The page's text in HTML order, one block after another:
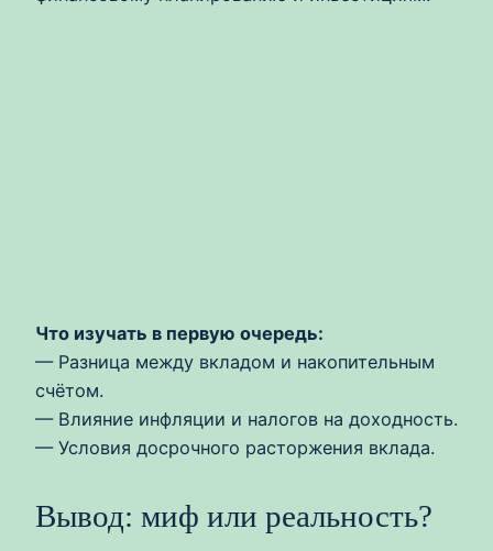
Что изучать в первую очередь:
— Разница между вкладом и накопительным
счётом.
— Влияние инфляции и налогов на доходность.
— Условия досрочного расторжения вклада.
Вывод: миф или реальность?